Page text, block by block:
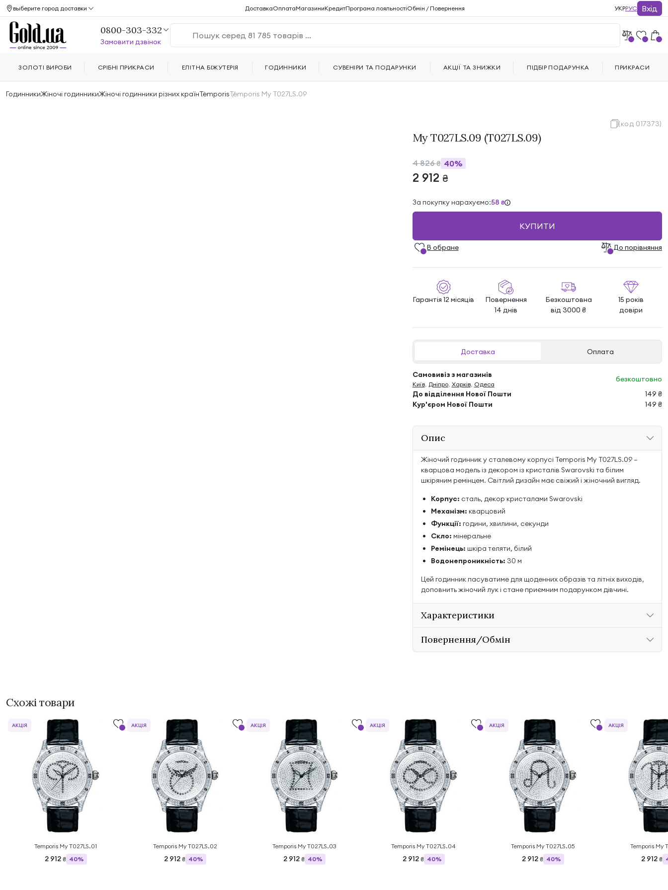
ГодинникиЖіночі годинникиЖіночі годинники різних країнTemporisTemporis My T027LS.09
(код 017373)
My T027LS.09 (T027LS.09)
4 826₴ 40%
2 912 ₴
За покупку нарахуємо:58 ₴
КУПИТИ
В обране До порівняння
Гарантія 12 місяців
Повернення
14 днів
Безкоштовна
від 3000 ₴
15 років
довіри
Доставка Оплата
Самовивіз з магазинів
Київ, Дніпро, Харків, Одеса
безкоштовно
До відділення Нової Пошти
149 ₴
Кур'єром Нової Пошти
149 ₴
Опис
Жіночий годинник у сталевому корпусі Temporis My T027LS.09 —
кварцова модель із декором із кристалів Swarovski та білим
шкіряним ремінцем. Світлий дизайн має свіжий і жіночний вигляд.
Корпус: сталь, декор кристалами Swarovski
Механізм: кварцовий
Функції: години, хвилини, секунди
Скло: мінеральне
Ремінець: шкіра теляти, білий
Водонепроникність: 30 м
Цей годинник пасуватиме для щоденних образів та літніх виходів,
доповнить жіночий лук і стане приємним подарунком дівчині.
Характеристики
Повернення/Обмін
Схожі товари
Temporis My T027LS.01
2 912 ₴ 40%
АКЦІЯ
Temporis My T027LS.02
2 912 ₴ 40%
АКЦІЯ
Temporis My T027LS.03
2 912 ₴ 40%
АКЦІЯ
Temporis My T027LS.04
2 912 ₴ 40%
АКЦІЯ
Temporis My T027LS.05
2 912 ₴ 40%
АКЦІЯ
Temporis My
2 912 ₴
АКЦІЯ
выберите город доставки ДоставкаОплатаМагазиниКредитПрограма лояльностіОбмін / Повернення УКРРУС Вхід
0800-303-332
Замовити дзвінок
ЗОЛОТІ ВИРОБИ СРІБНІ ПРИКРАСИ ЕЛІТНА БІЖУТЕРІЯ ГОДИННИКИ СУВЕНІРИ ТА ПОДАРУНКИ АКЦІЇ ТА ЗНИЖКИ ПІДБІР ПОДАРУНКА ПРИКРАСИ